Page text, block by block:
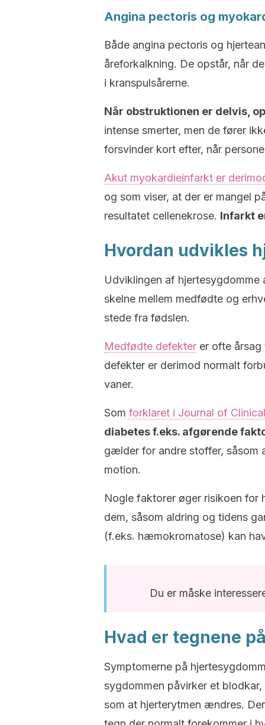
Angina pectoris og
Både angina pectoris og
åreforkalkning. De opstår, når
i kranspulsårerne.
Når obstruktionen er delvis,
intense smerter, men de fører
forsvinder kort efter, når
Akut myokardieinfarkt er
og som viser, at der er mangel
resultatet cellenekrose. Infarkt
Hvordan udvikles
Udviklingen af
skelne mellem medfødte og
stede fra fødslen.
Medfødte defekter er ofte
defekter er derimod normalt
vaner.
Som forklaret i Journal of
diabetes f.eks. afgørende
gælder for andre stoffer, såsom
motion.
Nogle faktorer øger risikoen for
dem, såsom aldring og tidens
(f.eks. hæmokromatose) kan
Du er måske
Hvad er tegnene
Symptomerne på
sygdommen påvirker et
som at hjerterytmen ændres.